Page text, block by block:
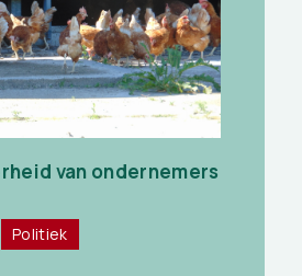
van ondernemers
Politiek